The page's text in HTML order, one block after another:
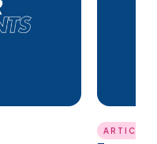
ARTICLES